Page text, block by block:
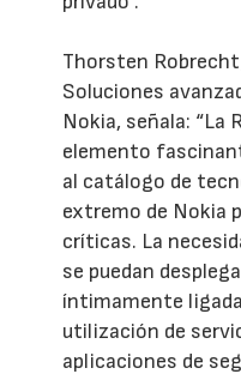
Thorsten
Soluciones
Nokia, señala: “La
elemento
al catálogo de
extremo de Nokia
críticas. La
se puedan
íntimamente
utilización de
aplicaciones de